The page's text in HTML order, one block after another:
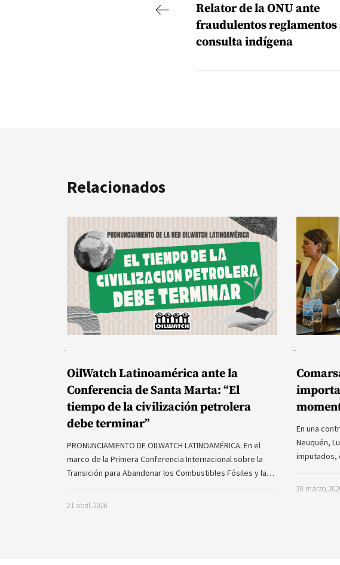
Relator de la ONU ante
fraudulentos reglamentos
consulta indígena
Relacionados
OilWatch Latinoamérica ante la
Conferencia de Santa Marta: “El
tiempo de la civilización petrolera
debe terminar”
PRONUNCIAMIENTO DE OILWATCH LATINOAMÉRICA. En el
marco de la Primera Conferencia Internacional sobre la
Transición para Abandonar los Combustibles Fósiles y la…
21 abril, 2026
En una
Neuquén,
imputados,
20 marzo,